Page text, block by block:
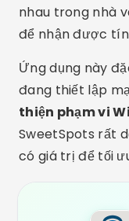
nhau trong nhà
để nhận được
Ứng dụng này
đang thiết lập
thiện phạm vi
SweetSpots rất
có giá trị để tối